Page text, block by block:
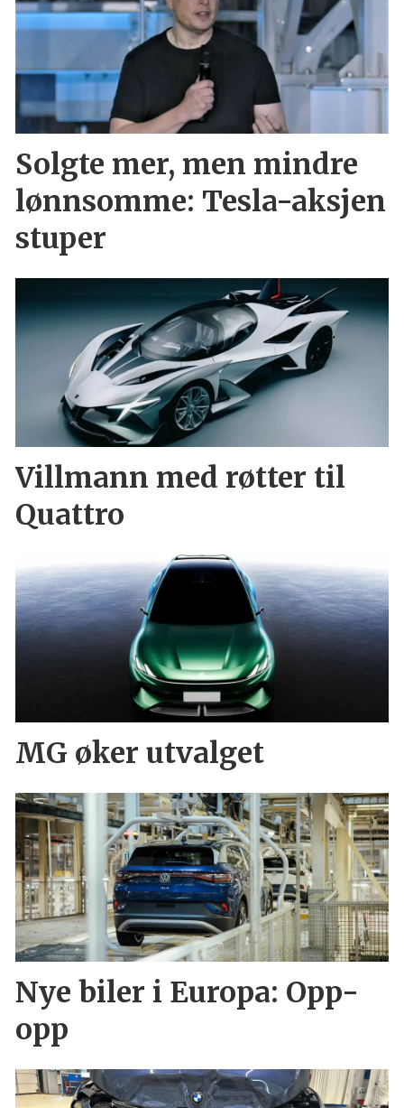
Solgte mer, men mindre
lønnsomme: Tesla-aksjen
stuper
Villmann med røtter til
Quattro
MG øker utvalget
Nye biler i Europa: Opp-
opp